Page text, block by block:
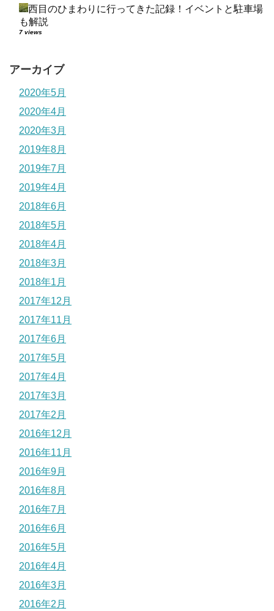
西目のひまわりに行ってきた記録！イベントと駐車場
も解説
7 views
アーカイブ
2020年5月
2020年4月
2020年3月
2019年8月
2019年7月
2019年4月
2018年6月
2018年5月
2018年4月
2018年3月
2018年1月
2017年12月
2017年11月
2017年6月
2017年5月
2017年4月
2017年3月
2017年2月
2016年12月
2016年11月
2016年9月
2016年8月
2016年7月
2016年6月
2016年5月
2016年4月
2016年3月
2016年2月